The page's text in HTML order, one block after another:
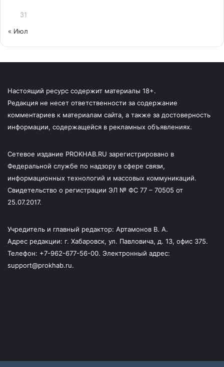
31
« Июл
Настоящий ресурс содержит материалы 18+.
Редакция не несет ответственности за содержание
комментариев к материалам сайта, а также за достоверность
информации, содержащейся в рекламных объявлениях.
Сетевое издание PROKHAB.RU зарегистрировано в
Федеральной службе по надзору в сфере связи,
информационных технологий и массовых коммуникаций.
Свидетельство о регистрации ЭЛ № ФС 77 – 70505 от
25.07.2017.
Учредитель и главный редактор: Артамонов В. А.
Адрес редакции: г. Хабаровск, ул. Павловича, д. 13, офис 375.
Телефон: +7-962-677-56-00. Электронный адрес:
support@prokhab.ru.